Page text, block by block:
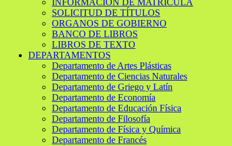
INFORMACIÓN DE MATRÍCULA
SOLICITUD DE TÍTULOS
ORGANOS DE GOBIERNO
BANCO DE LIBROS
LIBROS DE TEXTO
DEPARTAMENTOS
Departamento de Artes Plásticas
Departamento de Ciencias Naturales
Departamento de Griego y Latín
Departamento de Economía
Departamento de Educación Física
Departamento de Filosofía
Departamento de Física y Química
Departamento de Francés